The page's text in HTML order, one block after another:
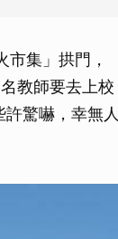
集」拱門，
教師要去上校
驚嚇，幸無人